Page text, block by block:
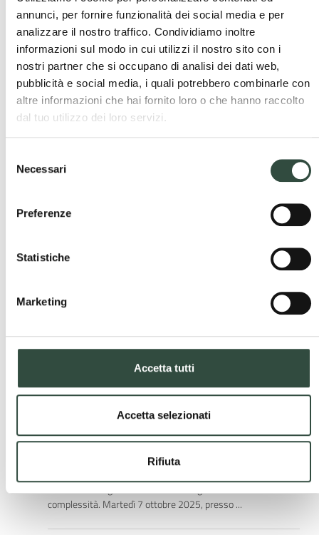
annunci, per fornire funzionalità dei social media e per
analizzare il nostro traffico. Condividiamo inoltre
informazioni sul modo in cui utilizzi il nostro sito con i
nostri partner che si occupano di analisi dei dati web,
pubblicità e social media, i quali potrebbero combinarle con
altre informazioni che hai fornito loro o che hanno raccolto
dal tuo utilizzo dei loro servizi.
delNecessari
Preferenze
Statistiche
Marketing
Accetta tutti
Accetta selezionati
Rifiuta
Ordini Professionali e Enti Locali – Pubblicato il
“Quaderno delle buone pratiche” della Provincia di
Pavia
1 Dicembre 2025
A disposizione degli enti locali della Provincia di Pavia il
“Quaderno delle Buone Pratiche”, uno strumento pensato per
accompagnare amministratori, tecnici ...
disponibili Slide esplicative a supporto degli ENTI
collaborazione con Regione Lombardia e le Camere di
ATTI Incontro e Webinar Ordini Professionali e Enti
per il territorio
Giornata Conclusiva del Ciclo di Incontri: Un Patto Condiviso
per il Territorio, tra Visione, Azione e Coraggio Mercoledì 22
Locali – Il principio della fiducia ed il valore
dell’efficienza
complessità. Martedì 7 ottobre 2025, presso ...